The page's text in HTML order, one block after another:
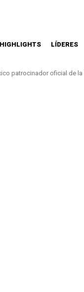
HIGHLIGHTS LÍDERES
patrocinador oficial de la